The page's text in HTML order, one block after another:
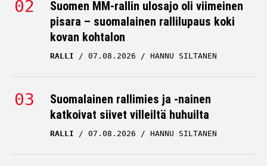
Suomen MM-rallin ulosajo oli viimeinen
pisara – suomalainen rallilupaus koki
kovan kohtalon
RALLI 07.08.2026 HANNU SILTANEN
Suomalainen rallimies ja -nainen
katkoivat siivet villeiltä huhuilta
RALLI 07.08.2026 HANNU SILTANEN